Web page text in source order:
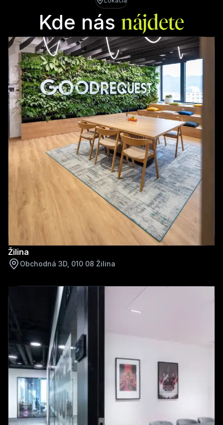
Kde násnájdete
Žilina
Obchodná 3D, 010 08 Žilina